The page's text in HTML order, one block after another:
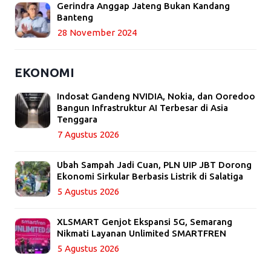
Gerindra Anggap Jateng Bukan Kandang
Banteng
28 November 2024
EKONOMI
Indosat Gandeng NVIDIA, Nokia, dan Ooredoo
Bangun Infrastruktur AI Terbesar di Asia
Tenggara
7 Agustus 2026
Ubah Sampah Jadi Cuan, PLN UIP JBT Dorong
Ekonomi Sirkular Berbasis Listrik di Salatiga
5 Agustus 2026
XLSMART Genjot Ekspansi 5G, Semarang
Nikmati Layanan Unlimited SMARTFREN
5 Agustus 2026